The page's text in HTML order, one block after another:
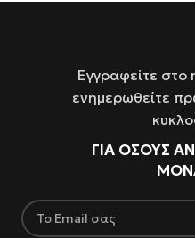
Εγγραφείτε
ενημερωθείτε
ΓΙΑ ΌΣΟΥΣ